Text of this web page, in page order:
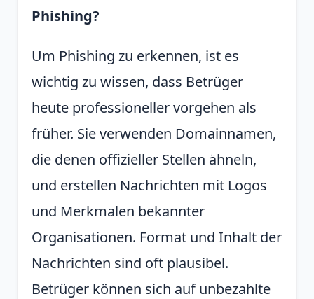
Phishing?
Um Phishing zu erkennen, ist es
wichtig zu wissen, dass Betrüger
heute professioneller vorgehen als
früher. Sie verwenden Domainnamen,
die denen offizieller Stellen ähneln,
und erstellen Nachrichten mit Logos
und Merkmalen bekannter
Organisationen. Format und Inhalt der
Nachrichten sind oft plausibel.
Betrüger können sich auf unbezahlte